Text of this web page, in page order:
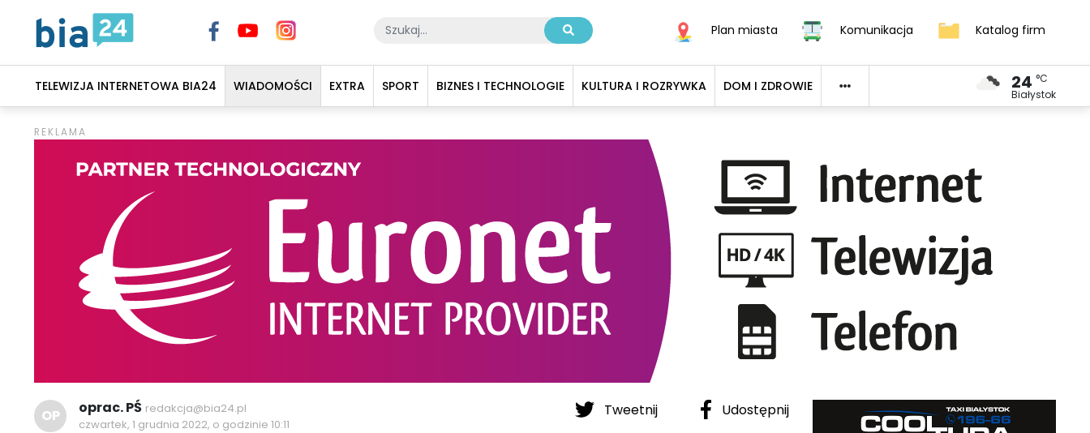
Plan miasta Komunikacja Katalog firm
TELEWIZJA INTERNETOWA BIA24 WIADOMOŚCI EXTRA SPORT BIZNES I TECHNOLOGIE KULTURA I ROZRYWKA DOM I ZDROWIE 24 °C
Białystok
Tweetnij Udostępnij
OP oprac. PŚ redakcja@bia24.pl
czwartek, 1 grudnia 2022, o godzinie 10:11